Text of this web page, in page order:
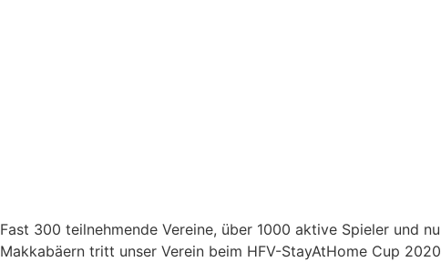
Fast 300 teilnehmende Vereine, über 1000 aktive Spieler und
Makkabäern tritt unser Verein beim HFV-StayAtHome Cup